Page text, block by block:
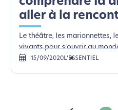
aller à la
Le théâtre, les marionnettes,
vivants pour s'ouvrir au
15/09/2020L’ESSENTIEL